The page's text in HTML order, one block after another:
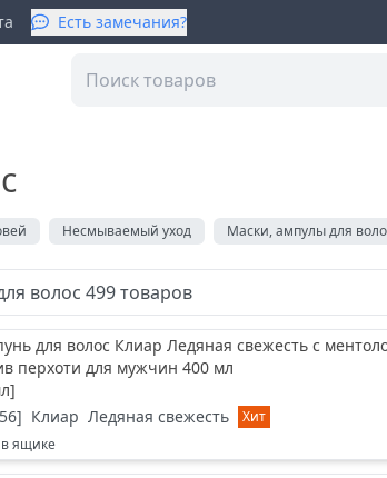
Есть замечания?
Несмываемый уход Маски, ампулы для
волос499товаров
для волос Клиар Ледяная свежесть с
перхоти для мужчин 400 мл
]
] Клиар Ледяная свежесть
Хит
ящике